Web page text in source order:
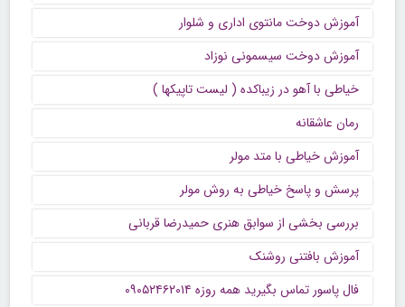
آموزش دوخت مانتوی اداری و شلوار
آموزش دوخت سیسمونی نوزاد
خیاطی با آهو در زیباکده ( لیست تاپیکها )
رمان عاشقانه
آموزش خیاطی با متد مولر
پرسش و پاسخ خیاطی به روش مولر
بررسی بخشی از سوابق هنری حمیدرضا قربانی
آموزش بافتنی روشنک
فال پاسور تماس بگیرید همه روزه ۰۹۰۵۲۴۶۲۰۱۴